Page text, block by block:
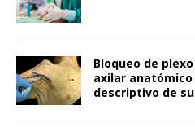
Bloqueo de
axilar
descriptivo de